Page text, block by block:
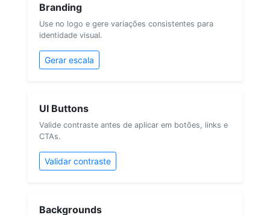
Branding
Use no logo e gere variações consistentes para
identidade visual.
Gerar escala
UI Buttons
Valide contraste antes de aplicar em botões, links e
CTAs.
Validar contraste
Backgrounds